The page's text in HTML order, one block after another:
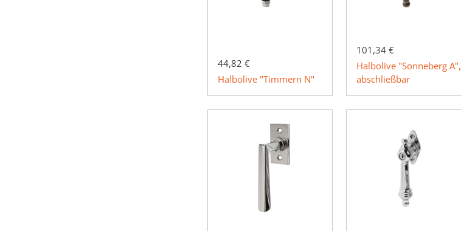
44,82 €
Halbolive "Timmern N"
101,34 €
Halbolive "Sonneberg A",
abschließbar